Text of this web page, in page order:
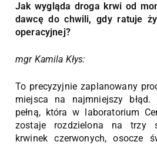
Jak wygląda droga krwi od
dawcę do chwili, gdy ratuje
operacyjnej?
mgr Kamila Kłys:
To precyzyjnie zaplanowany
miejsca na najmniejszy
pełną, która w laboratorium
zostaje rozdzielona na trzy
krwinek czerwonych, osocze